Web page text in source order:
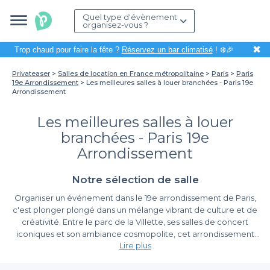
Quel type d'évènement
organisez-vous ?
Trop chaud pour faire la fête ? Réservez un bar climatisé! ❄️🎉 ✖
Privateaser Salles de location en France métropolitaine Paris
Paris
19e Arrondissement
Les meilleures salles à louer branchées - Paris 19e
Arrondissement
Les meilleures salles à louer
branchées - Paris 19e
Arrondissement
Notre sélection de salle
Organiser un événement dans le 19e arrondissement de Paris,
c'est plonger plongé dans un mélange vibrant de culture et de
créativité. Entre le parc de la Villette, ses salles de concert
iconiques et son ambiance cosmopolite, cet arrondissement
offre un cadre idéal pour toutes vos réceptions, qu'il s'agisse
Lire plus